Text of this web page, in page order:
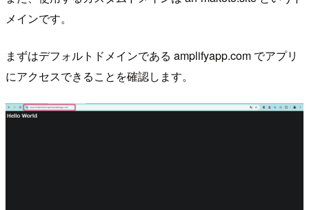
メインです。
まずはデフォルトドメインである amplifyapp.com でアプリ
にアクセスできることを確認します。